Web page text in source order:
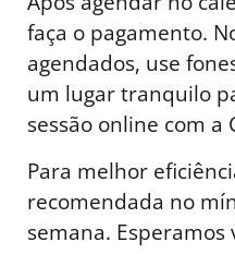
faça o pagamento.
agendados, use
um lugar tranquilo
sessão online com a
Para melhor
recomendada no
semana. Esperamos